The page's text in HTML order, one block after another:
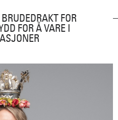
FOR
FOR Å VARE I